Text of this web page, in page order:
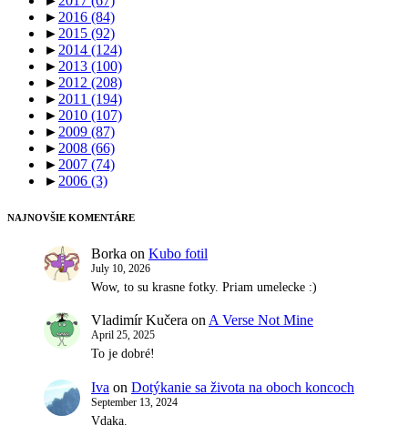
► 2016 (84)
► 2015 (92)
► 2014 (124)
► 2013 (100)
► 2012 (208)
► 2011 (194)
► 2010 (107)
► 2009 (87)
► 2008 (66)
► 2007 (74)
► 2006 (3)
NAJNOVŠIE KOMENTÁRE
Borka on Kubo fotil
July 10, 2026
Wow, to su krasne fotky. Priam umelecke :)
Vladimír Kučera on A Verse Not Mine
April 25, 2025
To je dobré!
Iva on Dotýkanie sa života na oboch koncoch
September 13, 2024
Vdaka.